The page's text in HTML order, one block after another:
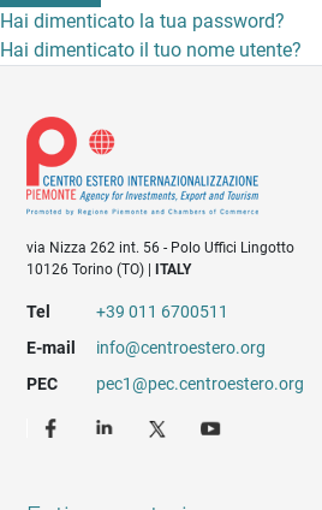
Hai dimenticato la tua password?
Hai dimenticato il tuo nome utente?
via Nizza 262 int. 56 - Polo Uffici Lingotto
10126 Torino (TO) |
ITALY
Tel
+39 011 6700511
E-mail
info@centroestero.org
PEC
pec1@pec.centroestero.org